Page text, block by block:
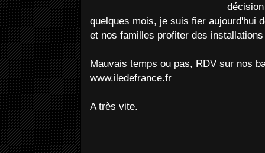
quelques mois, je suis fier aujourd'hui
et nos familles profiter des
Mauvais temps ou pas, RDV sur nos
www.iledefrance.fr
A très vite.